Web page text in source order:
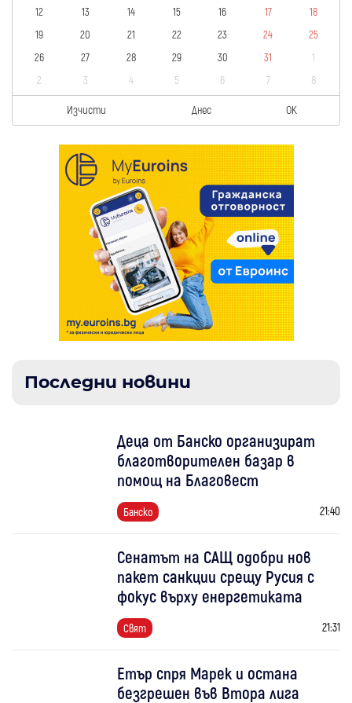
12 13 14 15 16 17
18
19
20 21 22 23 24
25
26
27 28 29 30 31
1
2
3 4 5 6 7 8
Изчисти Днес OK
Последни новини
Деца от Банско организират
благотворителен базар в
помощ на Благовест
Банско 21:40
Сенатът на САЩ одобри нов
пакет санкции срещу Русия с
фокус върху енергетиката
Свят 21:31
Етър спря Марек и остана
безгрешен във Втора лига